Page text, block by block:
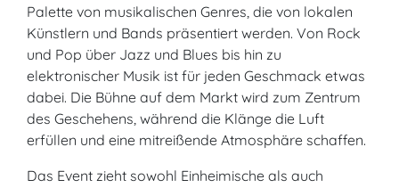
Palette von musikalischen Genres, die von lokalen
Künstlern und Bands präsentiert werden. Von Rock
und Pop über Jazz und Blues bis hin zu
elektronischer Musik ist für jeden Geschmack etwas
dabei. Die Bühne auf dem Markt wird zum Zentrum
des Geschehens, während die Klänge die Luft
erfüllen und eine mitreißende Atmosphäre schaffen.
Das Event zieht sowohl Einheimische als auch